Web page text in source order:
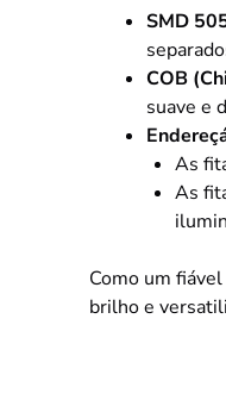
SMD
COB
suave e
As
As
Como um fiável
brilho e